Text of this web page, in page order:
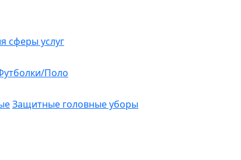
сферы услуг
Поло
Защитные головные уборы